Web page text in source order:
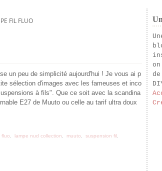
FIL FLUO
un peu de simplicité aujourd'hui ! Je vous ai p
sélection d'images avec les fameuses et inco
à fils". Que ce soit avec la scandina
E27 de Muuto ou celle au tarif ultra doux
fluo lampe nud collection muuto suspension fil